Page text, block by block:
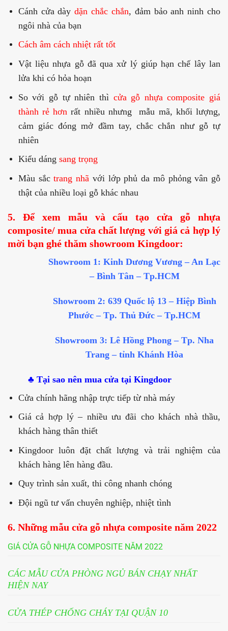
Cánh cửa dàydặn chắc chắn, đảm bảo anh ninh cho
ngôi nhà của bạn
Cách âm cách nhiệt rất tốt
Vật liệu nhựa gỗ đã qua xử lý giúp hạn chế lây lan
lửa khi có hỏa hoạn
So với gỗ tự nhiên thì cửa gỗ nhựa composite giá
thành rẻ hơn rất nhiều nhưng mẫu mã, khối lượng,
cảm giác đóng mở đầm tay, chắc chắn như gỗ tự
nhiên
Kiểu dáng sang trọng
Màu sắctrang nhã với lớp phủ da mô phỏng vân gỗ
thật của nhiều loại gỗ khác nhau
5. Để xem mẫu và cấu tạo cửa gỗ nhựa
composite/ mua cửa chất lượng với giá cả hợp lý
mời bạn ghé thăm showroom Kingdoor:
Showroom 1: Kinh Dương Vương – An Lạc
– Bình Tân – Tp.HCM
Showroom 2: 639 Quốc lộ 13 – Hiệp Bình
Phước – Tp. Thủ Đức – Tp.HCM
Showroom 3: Lê Hồng Phong – Tp. Nha
Trang – tỉnh Khánh Hòa
♣ Tại sao nên mua cửa tại Kingdoor
Cửa chính hãng nhập trực tiếp từ nhà máy
Giá cả hợp lý – nhiều ưu đãi cho khách nhà thầu,
khách hàng thân thiết
Kingdoor luôn đặt chất lượng và trải nghiệm của
khách hàng lên hàng đầu.
Quy trình sản xuất, thi công nhanh chóng
Đội ngũ tư vấn chuyên nghiệp, nhiệt tình
6. Những mẫu cửa gỗ nhựa composite năm 2022
GIÁ CỬA GỖ NHỰA COMPOSITE NĂM 2022
CÁC MẪU CỬA PHÒNG NGỦ BÁN CHẠY NHẤT
HIỆN NAY
CỬA THÉP CHỐNG CHÁY TẠI QUẬN 10